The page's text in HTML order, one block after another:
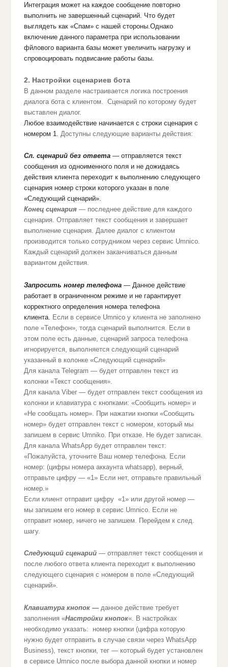
Интеграция может на каждое сообщение повторно
выполнить не завершенный сценарий. Что будет
выглядеть как «Спам» с нашей стороны.Однако
включение данного параметра при использовании
фйлового варианта базы может увеличить нагрузку и
спровоцировать подвисание работы базы.
2. Настройки сценариев бота
В данном разделе настраивается логика построения
диалога бота с клиентом. Сценарий по которому будет
выставлен диалог.
Любое взаимодействие начинается с строки сценария с
номером 1. Доступны следующие варианты действия:
Сл. сценарий без ответа— отправляется текст
сообщения из одноименного поля и не дожидаясь
действия клиента переходит к выполнению следующего
сценария номер строки которого указан в поле
«Следующий сценарий».
Конец сценария— последнее действие для каждого
сценария. Отправляет текст сообщения и завершает
выполнение сценария. Далее диалог с клиентом
производится только сотрудником через сервис Umnico.
Каждый сценарий должен заканчиваться данным
вариантом действия.
Запросить номер телефона— Данное действие
работает в ограниченном режиме и не гарантирует
корректного определения номера телефона
клиента.
Если в сервисе Umnico у клиента не заполнено
поле «Телефон», тогда сценарий выполнится. Если в
этом поле есть данные, сценарий запроса телефона
игнорируется, выполняется следующий сценарий
указанный в колонке «Следующий сценарий»
Для канала Telegram — будет отправлен текст из
колонки «Текст сообщения».
Для канала Viber — будет отправлен текст сообщения из
колонки и клавиатура с кнопками: «Сообщить номер» и
«Не сообщать номер». При нажатии кнопки «Сообщить
номер» будет отправлен текст с номером, который мы
запишем в сервис Umniko. При отказе. Не будет записан.
Для канала WhatsApp будет отправлен текст:
«Пожалуйста, уточните Ваш номер телефона. Если
номер: (цифры номера аккаунта whatsapp), верный,
отправьте цифру — «1» Если нет, отправьте правильный
номер.»
Если клиент отправит цифру «1» или другой номер —
мы запишем его номер в сервис Umnico. Если не
отправит номер, ничего не запишем. Перейдем к след.
шагу.
Следующий сценарий— отправляет текст сообщения и
после любого ответа клиента переходит к выполнению
следующего сценария с номером в поле «Следующий
сценарий».
Клавиатура кнопок— данное действие требует
заполнения «Настройки кнопок«. В настройках
необходимо указать: номер кнопки (цифра которую
нужно будет отправить в случае связи через WhatsApp
Business), текст кнопки, тег — который будет установлен
в сервисе Umnico после выбора данной кнопки и номер